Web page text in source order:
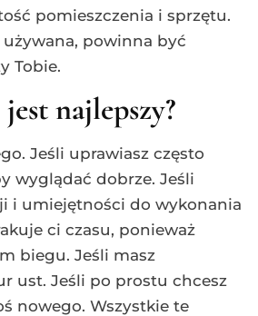
pomieszczenia i sprzętu.
używana, powinna być
Tobie.
najlepszy?
Jeśli uprawiasz często
wyglądać dobrze. Jeśli
i umiejętności do wykonania
ci czasu, ponieważ
biegu. Jeśli masz
ust. Jeśli po prostu chcesz
nowego. Wszystkie te